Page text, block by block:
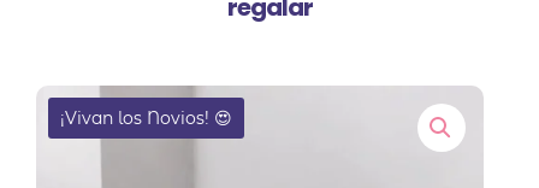
regalar